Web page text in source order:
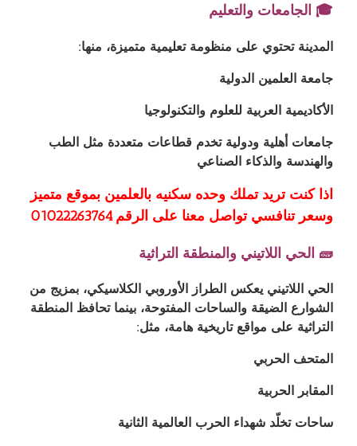
🎓 الجامعات والتعليم
المدينة تحتوي على منظومة تعليمية متميزة، منها:
جامعة العلمين الدولية
الأكاديمية العربية للعلوم والتكنولوجيا
جامعات أهلية ودولية تخدم قطاعات متعددة مثل الطب
والهندسة والذكاء الصناعي
اذا كنت تريد تملك وحده سكنيه بالعلمين بموقع متميز
وسعر تنافسي تواصل معنا على الرقم ⁦01022263764⁩
🧱 الحي اللاتيني والمنطقة التراثية
الحي اللاتيني يعكس الطراز الأوروبي الكلاسيكي، بمزيج من
الشوارع الضيقة والساحات المفتوحة، بينما تحافظ المنطقة
التراثية على مواقع تاريخية هامة، مثل:
المتحف الحربي
المقابر الحربية
ساحات تخلّد شهداء الحرب العالمية الثانية